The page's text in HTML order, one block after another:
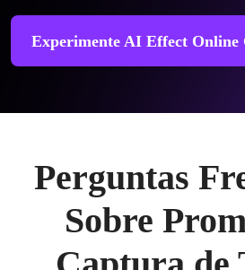
Experimente AI Effect Online
Perguntas
Sobre